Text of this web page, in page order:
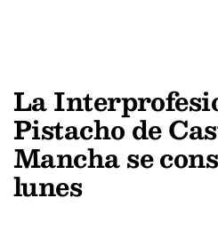
La
Pistacho de
Mancha se
lunes